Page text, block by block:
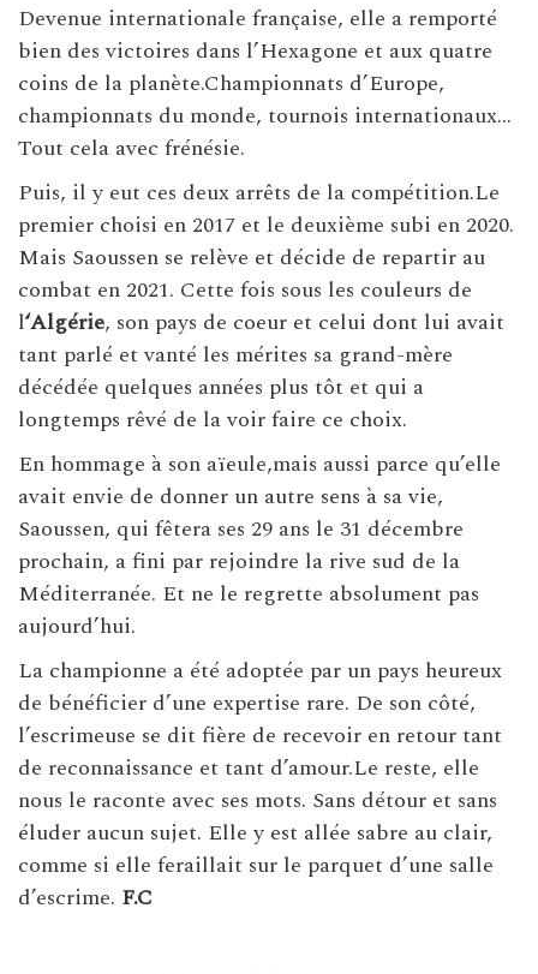
Devenue internationale française, elle a remporté
bien des victoires dans l’Hexagone et aux quatre
coins de la planète.Championnats d’Europe,
championnats du monde, tournois internationaux…
Tout cela avec frénésie.
Puis, il y eut ces deux arrêts de la compétition.Le
premier choisi en 2017 et le deuxième subi en 2020.
Mais Saoussen se relève et décide de repartir au
combat en 2021. Cette fois sous les couleurs de
l‘Algérie, son pays de coeur et celui dont lui avait
tant parlé et vanté les mérites sa grand-mère
décédée quelques années plus tôt et qui a
longtemps rêvé de la voir faire ce choix.
En hommage à son aïeule,mais aussi parce qu’elle
avait envie de donner un autre sens à sa vie,
Saoussen, qui fêtera ses 29 ans le 31 décembre
prochain, a fini par rejoindre la rive sud de la
Méditerranée. Et ne le regrette absolument pas
aujourd’hui.
La championne a été adoptée par un pays heureux
de bénéficier d’une expertise rare. De son côté,
l’escrimeuse se dit fière de recevoir en retour tant
de reconnaissance et tant d’amour.Le reste, elle
nous le raconte avec ses mots. Sans détour et sans
éluder aucun sujet. Elle y est allée sabre au clair,
comme si elle feraillait sur le parquet d’une salle
d’escrime. F.C